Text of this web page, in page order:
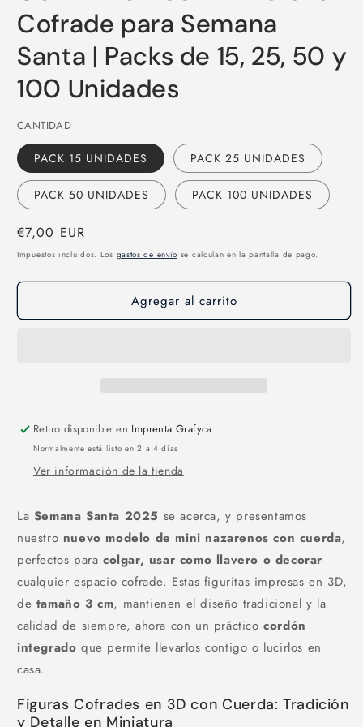
Cofrade para Semana
Santa | Packs de 15, 25, 50 y
100 Unidades
CANTIDAD
PACK 15 UNIDADES PACK 25 UNIDADES
PACK 50 UNIDADES PACK 100 UNIDADES
Precio
habitual
€7,00 EUR
Impuestos incluidos. Los gastos de envío se calculan en la pantalla de pago.
Agregar al carrito
Retiro disponible en Imprenta Grafyca
Normalmente está listo en 2 a 4 días
Ver información de la tienda
La Semana Santa 2025 se acerca, y presentamos
nuestro nuevo modelo de mini nazarenos con cuerda,
perfectos para colgar, usar como llavero o decorar
cualquier espacio cofrade. Estas figuritas impresas en 3D,
de tamaño 3 cm, mantienen el diseño tradicional y la
calidad de siempre, ahora con un prácticocordón
integrado que permite llevarlos contigo o lucirlos en
casa.
Figuras Cofrades en 3D con Cuerda: Tradición
y Detalle en Miniatura